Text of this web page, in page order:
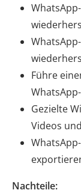
Führe
Gezielte
Videos
Nachteile: